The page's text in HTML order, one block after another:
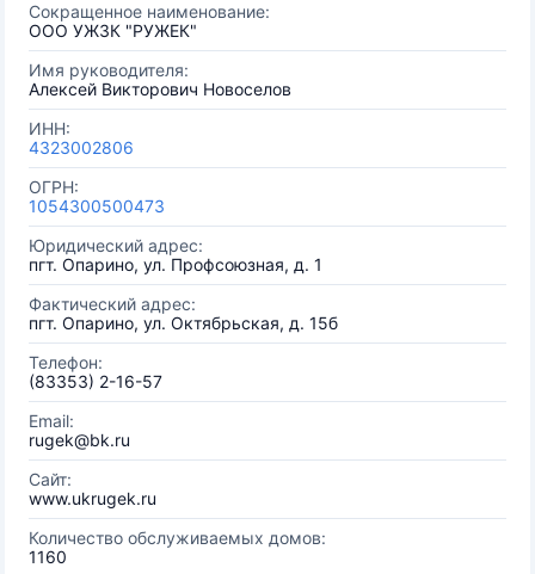
Сокращенное наименование:
ООО УЖЗК "РУЖЕК"
Имя руководителя:
Алексей Викторович Новоселов
ИНН:
4323002806
ОГРН:
1054300500473
Юридический адрес:
пгт. Опарино, ул. Профсоюзная, д. 1
Фактический адрес:
пгт. Опарино, ул. Октябрьская, д. 15б
Телефон:
(83353) 2-16-57
Email:
rugek@bk.ru
Сайт:
www.ukrugek.ru
Количество обслуживаемых домов:
1160